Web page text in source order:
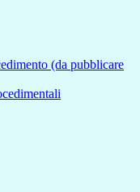
(da pubblicare